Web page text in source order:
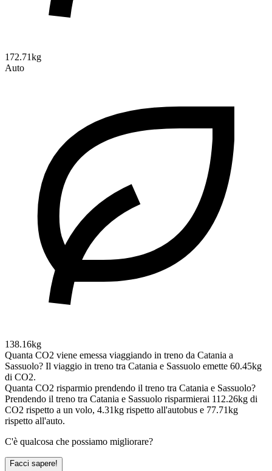
172.71kg
Auto
138.16kg
Quanta CO2 viene emessa viaggiando in treno da Catania a
Sassuolo? Il viaggio in treno tra Catania e Sassuolo emette 60.45kg
di CO2.
Quanta CO2 risparmio prendendo il treno tra Catania e Sassuolo?
Prendendo il treno tra Catania e Sassuolo risparmierai 112.26kg di
CO2 rispetto a un volo, 4.31kg rispetto all'autobus e 77.71kg
rispetto all'auto.
C'è qualcosa che possiamo migliorare?
Facci sapere!